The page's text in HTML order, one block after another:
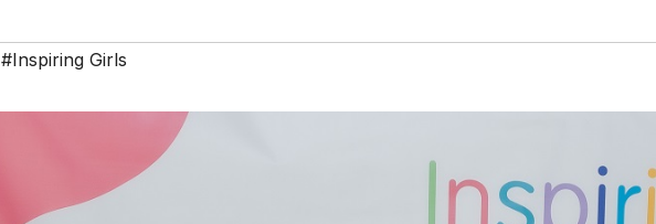
#Inspiring Girls